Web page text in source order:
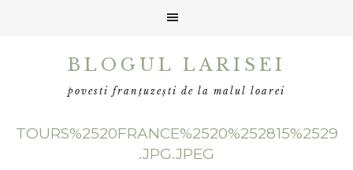
BLOGUL LARISEI
povesti franțuzești de la malul loarei
TOURS%2520FRANCE%2520%252815%2529
.JPG.JPEG